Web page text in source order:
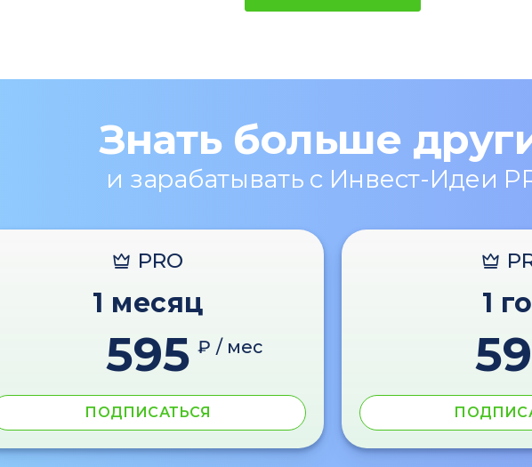
Знать больше
и зарабатывать с Инвест-Идеи
PRO
1 месяц
595 ₽ / мес
ПОДПИСАТЬСЯ
1